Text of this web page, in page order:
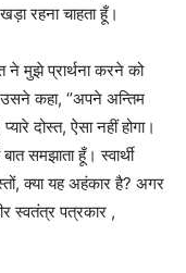
रहना चाहता हूँ।
ने मुझे प्रार्थना करने को
कहा, ‘’अपने अन्तिम
दोस्त, ऐसा नहीं होगा।
समझाता हूँ। स्वार्थी
क्या यह अहंकार है? अगर
स्वतंत्र पत्रकार ,